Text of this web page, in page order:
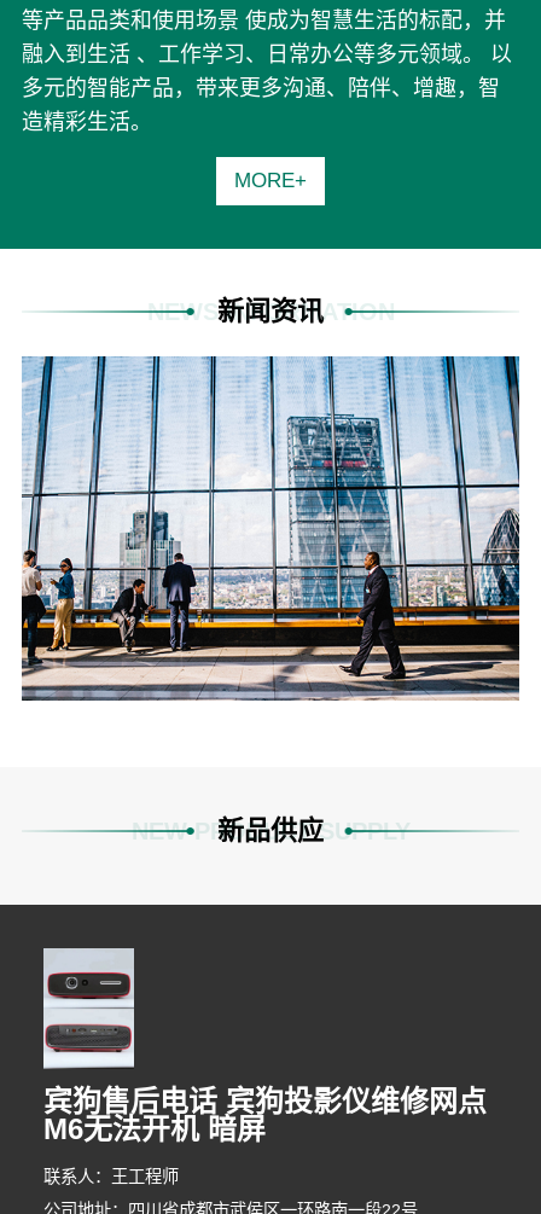
等产品品类和使用场景 使成为智慧生活的标配，并
融入到生活 、工作学习、日常办公等多元领域。 以
多元的智能产品，带来更多沟通、陪伴、增趣，智
造精彩生活。
MORE+
新闻资讯
NEWS INFORMATION
新品供应
NEW PRODUCT SUPPLY
宾狗售后电话 宾狗投影仪维修网点
M6无法开机 暗屏
联系人：王工程师
1分钟前 林先生 正在咨询
3分钟前 胡女士 正在咨询